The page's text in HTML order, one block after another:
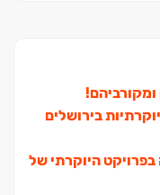
בירושלים
היוקרתי של